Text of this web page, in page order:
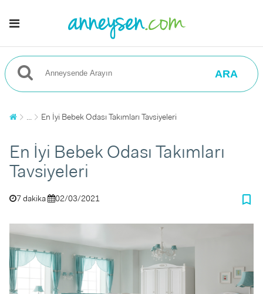
ARA
... En İyi Bebek Odası Takımları Tavsiyeleri
En İyi Bebek Odası Takımları
Tavsiyeleri
7 dakika 02/03/2021 bookmark_border